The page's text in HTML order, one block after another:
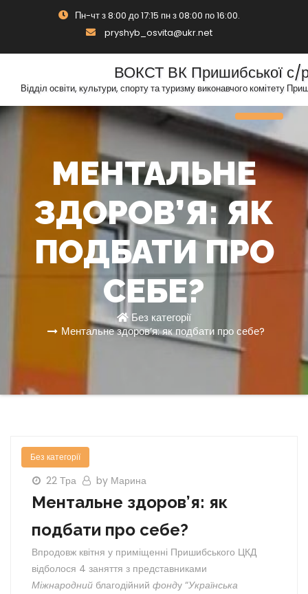
Пн-чт з 8:00 до 17:15 пн з 08:00 по 16:00.
pryshyb_osvita@ukr.net
ВОКСТ ВК Пришибської с/
Відділ освіти, культури, спорту та туризму виконавчого комітету
МЕНТАЛЬНЕ
ЗДОРОВ’Я: ЯК
ПОДБАТИ ПРО
СЕБЕ?
Без категорії
Ментальне здоров’я: як подбати про себе?
Без категорії
22 Тра by Марина
Ментальне здоров’я: як
подбати про себе?
Впродовж квітня у приміщенні Пришибського ЦКД
відболося 4 заняття з представниками
Міжнародний благодійний фонду “Українська